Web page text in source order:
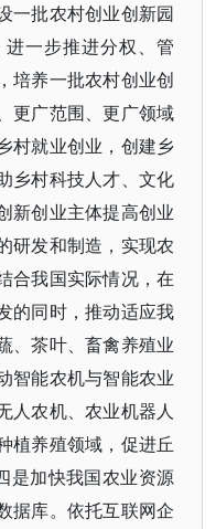
一批农村创业创新园
一步推进分权、管
培养一批农村创业创
更广范围、更广领域
村就业创业，创建乡
乡村科技人才、文化
新创业主体提高创业
研发和制造，实现农
合我国实际情况，在
的同时，推动适应我
、茶叶、畜禽养殖业
智能农机与智能农业
人农机、农业机器人
植养殖领域，促进丘
是加快我国农业资源
据库。依托互联网企